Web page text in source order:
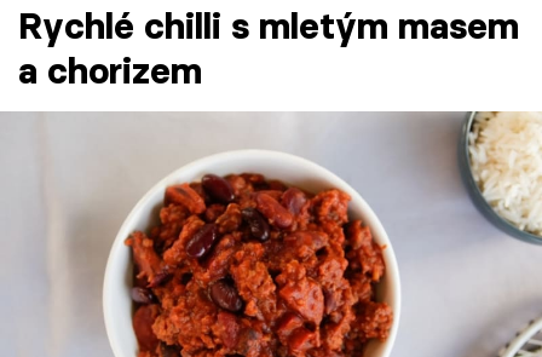
Články
TV Program
Rychlé chilli s mletým masem
a chorizem